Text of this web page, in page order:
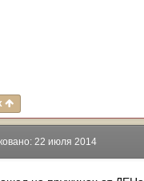
22 июля 2014